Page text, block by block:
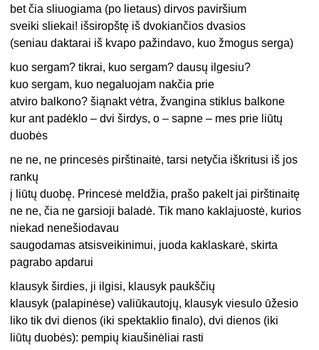
bet čia sliuogiama (po lietaus) dirvos paviršium
sveiki sliekai! išsiropštę iš dvokiančios dvasios
(seniau daktarai iš kvapo pažindavo, kuo žmogus serga)
kuo sergam? tikrai, kuo sergam? dausų ilgesiu?
kuo sergam, kuo negaluojam nakčia prie
atviro balkono? šiąnakt vėtra, žvangina stiklus balkone
kur ant padėklo – dvi širdys, o – sapne – mes prie liūtų
duobės
ne ne, ne princesės pirštinaitė, tarsi netyčia iškritusi iš jos
rankų
į liūtų duobę. Princesė meldžia, prašo pakelt jai pirštinaitę
ne ne, čia ne garsioji baladė. Tik mano kaklajuostė, kurios
niekad nenešiodavau
saugodamas atsisveikinimui, juoda kaklaskarė, skirta
pagrabo apdarui
klausyk širdies, ji ilgisi, klausyk paukščių
klausyk (palapinėse) valiūkautojų, klausyk viesulo ūžesio
liko tik dvi dienos (iki spektaklio finalo), dvi dienos (iki
liūtų duobės): pempių kiaušinėliai rasti